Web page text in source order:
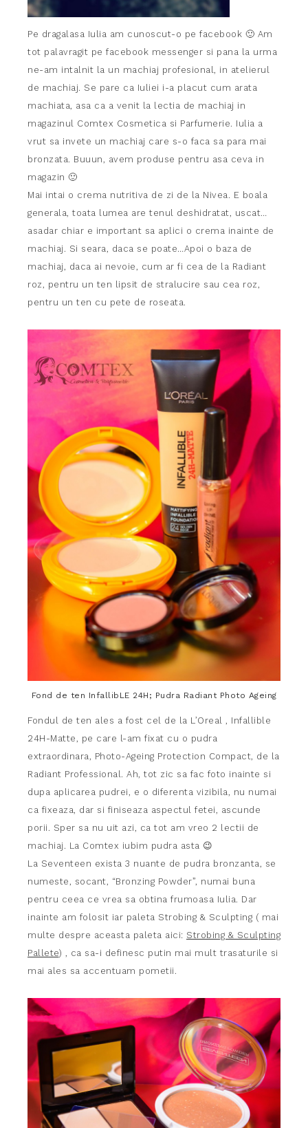
Pe dragalasa Iulia am cunoscut-o pe facebook 🙂 Am
tot palavragit pe facebook messenger si pana la urma
ne-am intalnit la un machiaj profesional, in atelierul
de machiaj. Se pare ca Iuliei i-a placut cum arata
machiata, asa ca a venit la lectia de machiaj in
magazinul Comtex Cosmetica si Parfumerie. Iulia a
vrut sa invete un machiaj care s-o faca sa para mai
bronzata. Buuun, avem produse pentru asa ceva in
magazin 🙂
Mai intai o crema nutritiva de zi de la Nivea. E boala
generala, toata lumea are tenul deshidratat, uscat…
asadar chiar e important sa aplici o crema inainte de
machiaj. Si seara, daca se poate…Apoi o baza de
machiaj, daca ai nevoie, cum ar fi cea de la Radiant
roz, pentru un ten lipsit de stralucire sau cea roz,
pentru un ten cu pete de roseata.
Fond de ten InfallibLE 24H; Pudra Radiant Photo Ageing
Fondul de ten ales a fost cel de la L’Oreal , Infallible
24H-Matte, pe care l-am fixat cu o pudra
extraordinara, Photo-Ageing Protection Compact, de la
Radiant Professional. Ah, tot zic sa fac foto inainte si
dupa aplicarea pudrei, e o diferenta vizibila, nu numai
ca fixeaza, dar si finiseaza aspectul fetei, ascunde
porii. Sper sa nu uit azi, ca tot am vreo 2 lectii de
machiaj. La Comtex iubim pudra asta 😉
La Seventeen exista 3 nuante de pudra bronzanta, se
numeste, socant, “Bronzing Powder”, numai buna
pentru ceea ce vrea sa obtina frumoasa Iulia. Dar
inainte am folosit iar paleta Strobing & Sculpting ( mai
multe despre aceasta paleta aici: Strobing & Sculpting
Pallete) , ca sa-i definesc putin mai mult trasaturile si
mai ales sa accentuam pometii.